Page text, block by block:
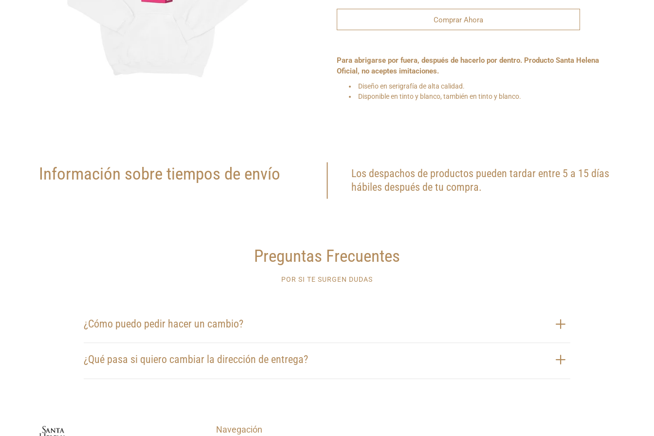
Comprar Ahora
que
te
notifiquemos
cuando
producto
Para abrigarse por fuera, después de hacerlo por dentro. Producto Santa Helena
Oficial, no aceptes imitaciones.
Diseño en serigrafía de alta calidad.
Disponible en tinto y blanco, también en tinto y blanco.
Información sobre tiempos de envío
Los despachos de productos pueden tardar entre 5 a 15 días
hábiles después de tu compra.
Preguntas Frecuentes
POR SI TE SURGEN DUDAS
¿Cómo puedo pedir hacer un cambio?
¿Qué pasa si quiero cambiar la dirección de entrega?
Navegación